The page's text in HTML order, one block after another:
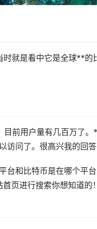
时就是看中它是全球**
目前用户量有几百万了
访问了。很高兴我的回
台和比特币是在哪个平
页进行搜索你想知道的！